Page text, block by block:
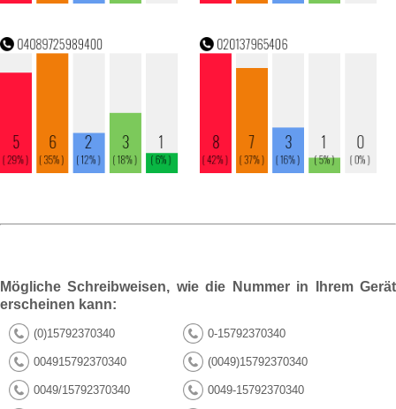
Mögliche Schreibweisen, wie die Nummer in Ihrem Gerät
erscheinen kann:
(0)15792370340 0-15792370340
004915792370340 (0049)15792370340
0049/15792370340 0049-15792370340